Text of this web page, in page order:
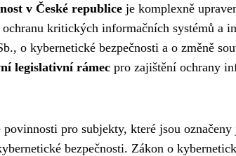
v České republice je komplexně
kritických informačních systémů a
o kybernetické bezpečnosti a o změně
legislativní rámec pro zajištění ochrany
povinnosti pro subjekty, které jsou označeny
bezpečnosti. Zákon o